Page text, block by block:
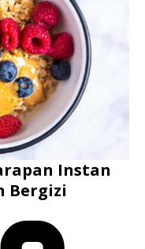
Instan
Bergizi